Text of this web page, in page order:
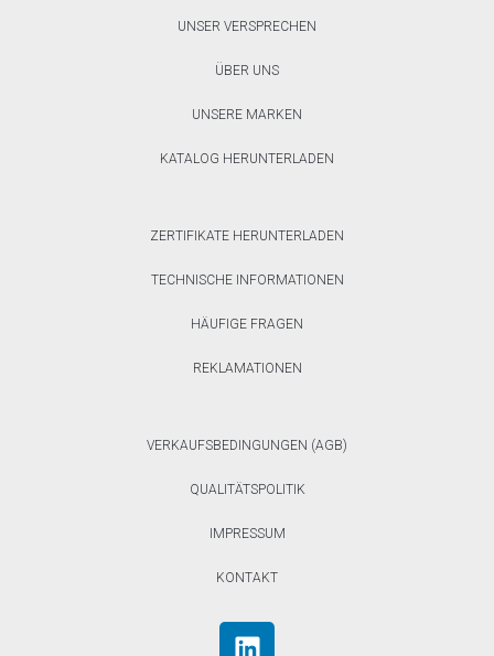
UNSER VERSPRECHEN
ÜBER UNS
UNSERE MARKEN
KATALOG HERUNTERLADEN
ZERTIFIKATE HERUNTERLADEN
TECHNISCHE INFORMATIONEN
HÄUFIGE FRAGEN
REKLAMATIONEN
VERKAUFSBEDINGUNGEN (AGB)
QUALITÄTSPOLITIK
IMPRESSUM
KONTAKT